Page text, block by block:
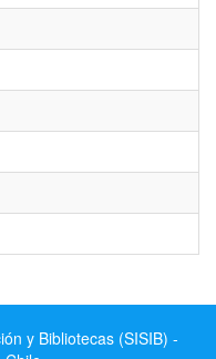
y Bibliotecas (SISIB) -